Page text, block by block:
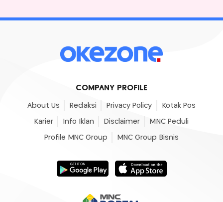
COMPANY PROFILE
About Us Redaksi Privacy Policy Kotak Pos
Karier Info Iklan Disclaimer MNC Peduli
Profile MNC Group MNC Group Bisnis